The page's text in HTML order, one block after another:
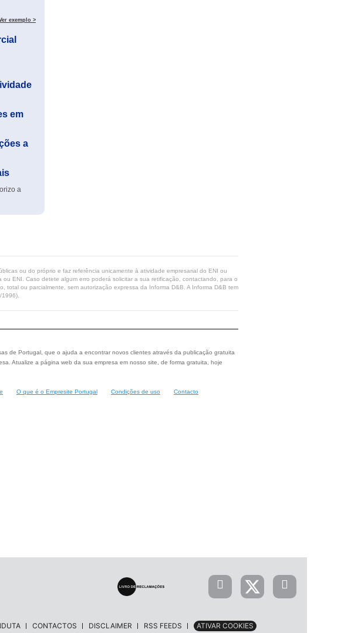
exemplo >
em
a
a
ou do próprio e faz referência unicamente à atividade empresarial do ENI ou
ENI. Caso detete algum erro poderá solicitar a sua retificação, contactando, para o
ou parcialmente, sem autorização expressa da Informa D&B. A Informa D&B tem
de Portugal, que o ajuda a encontrar novos clientes através da publicação gratuita
Atualize a página web da sua empresa em nosso site, de forma gratuita, hoje
O que é o Empresite Portugal Condições de uso Contacto